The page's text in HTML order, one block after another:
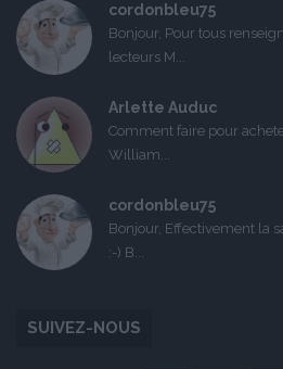
cordonbleu75
Bonjour, Pour tous
lecteurs M...
Arlette Auduc
Comment faire pour
William...
cordonbleu75
Bonjour, Effectivement la
:-) B...
SUIVEZ-NOUS